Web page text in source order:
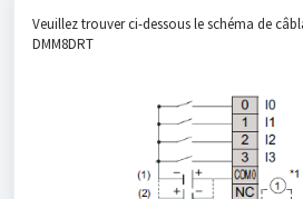
Veuillez trouver ci-dessous le schéma de
DMM8DRT